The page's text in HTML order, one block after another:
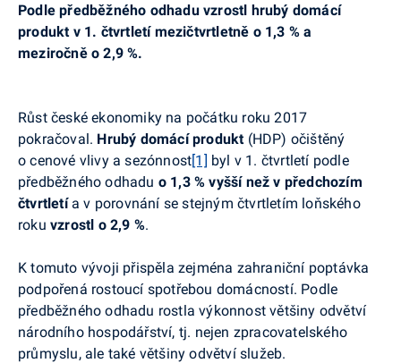
Podle předběžného odhadu vzrostl hrubý domácí
produkt v 1. čtvrtletí mezičtvrtletně o 1,3 % a
meziročně o 2,9 %.
Růst české ekonomiky na počátku roku 2017
pokračoval. Hrubý domácí produkt (HDP) očištěný
o cenové vlivy a sezónnost[1] byl v 1. čtvrtletí podle
předběžného odhadu o 1,3 % vyšší než v předchozím
čtvrtletía v porovnání se stejným čtvrtletím loňského
roku vzrostl o 2,9 %.
K tomuto vývoji přispěla zejména zahraniční poptávka
podpořená rostoucí spotřebou domácností. Podle
předběžného odhadu rostla výkonnost většiny odvětví
národního hospodářství, tj. nejen zpracovatelského
průmyslu, ale také většiny odvětví služeb.